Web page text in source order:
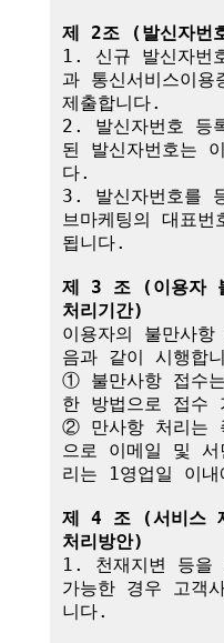
제 2조 (발신자번
1. 신규 발신자번
과 통신서비스이용
제출합니다.
2. 발신자번호 등
된 발신자번호는
다.
3. 발신자번호를
브마케팅의 대표
됩니다.
제 3 조 (이용자
처리기간)
이용자의 불만사
음과 같이 시행합
① 불만사항 접수
한 방법으로 접수
② 만사항 처리는
으로 이메일 및
리는 1영업일 이
제 4 조 (서비스
처리방안)
1. 천재지변 등을
가능한 경우 고객
니다.